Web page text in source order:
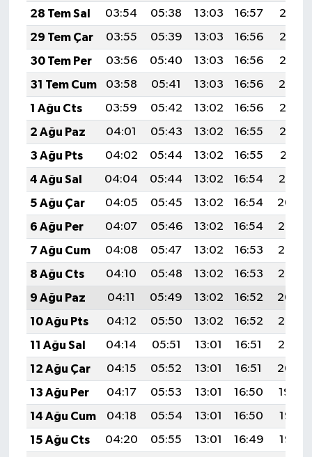
28 Tem Sal
03:54 05:38 13:03 16:57
20:17
29 Tem Çar
03:55 05:39 13:03 16:56
20:16
30 Tem Per
03:56 05:40 13:03 16:56
20:15
31 Tem Cum
03:58 05:41 13:03 16:56
20:14
1 Ağu Cts
03:59 05:42 13:02 16:56
20:13
2 Ağu Paz
04:01 05:43 13:02 16:55
20:12
3 Ağu Pts
04:02 05:44 13:02 16:55
20:11
4 Ağu Sal
04:04 05:44 13:02 16:54
20:10
5 Ağu Çar
04:05 05:45 13:02 16:54
20:09
6 Ağu Per
04:07 05:46 13:02 16:54
20:08
7 Ağu Cum
04:08 05:47 13:02 16:53
20:07
8 Ağu Cts
04:10 05:48 13:02 16:53
20:05
9 Ağu Paz
04:11 05:49 13:02 16:52
20:04
10 Ağu Pts
04:12 05:50 13:02 16:52
20:03
11 Ağu Sal
04:14 05:51 13:01 16:51
20:02
12 Ağu Çar
04:15 05:52 13:01 16:51
20:00
13 Ağu Per
04:17 05:53 13:01 16:50
19:59
14 Ağu Cum
04:18 05:54 13:01 16:50
19:58
15 Ağu Cts
04:20 05:55 13:01 16:49
19:56